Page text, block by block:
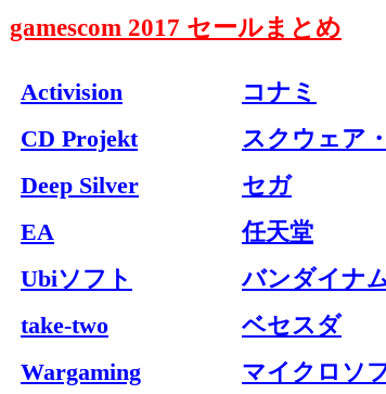
gamescom 2017 セールまとめ
Activision コナミ
CD Projekt
スクウェア
Deep Silver
セガ
EA
任天堂
Ubiソフト
バンダイナ
take-two
ベセスダ
Wargaming
マイクロソ